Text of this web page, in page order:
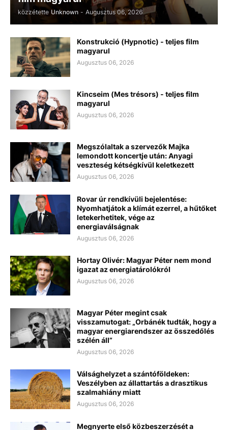
közzétette Unknown - Augusztus 06, 2026
Konstrukció (Hypnotic) - teljes film
magyarul
Augusztus 06, 2026
Kincseim (Mes trésors) - teljes film
magyarul
Augusztus 06, 2026
Megszólaltak a szervezők Majka
lemondott koncertje után: Anyagi
veszteség kétségkívül keletkezett
Augusztus 06, 2026
Rovar úr rendkívüli bejelentése:
Nyomhatjátok a klímát ezerrel, a hűtőket
letekerhetitek, vége az
energiaválságnak
Augusztus 06, 2026
Hortay Olivér: Magyar Péter nem mond
igazat az energiatárolókról
Augusztus 06, 2026
Magyar Péter megint csak
visszamutogat: „Orbánék tudták, hogy a
magyar energiarendszer az összedőlés
szélén áll”
Augusztus 06, 2026
Válsághelyzet a szántóföldeken:
Veszélyben az állattartás a drasztikus
szalmahiány miatt
Augusztus 06, 2026
Megnyerte első közbeszerzését a